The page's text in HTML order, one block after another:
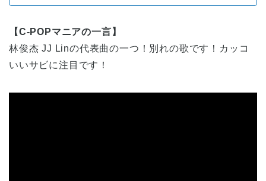
【C-POPマニアの一言】
林俊杰 JJ Linの代表曲の一つ！別れの歌です！カッコ
いいサビに注目です！